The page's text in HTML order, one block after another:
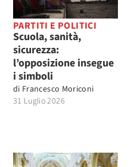
PARTITI E POLITICI
Scuola, sanità,
sicurezza:
l’opposizione insegue
i simboli
di Francesco Moriconi
31 Luglio 2026